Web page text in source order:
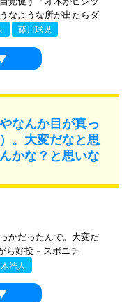
なような所が出たらダ
藤川球児
なんか目が真っ
。大変だなと思
かな？と思いな
かだったんで。大変だ
ら好投 - スポニチ
浩人